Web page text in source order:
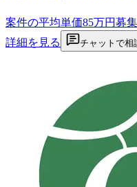
案件の平均単価85万円募
詳細を見る
チャットで相